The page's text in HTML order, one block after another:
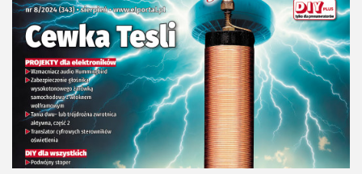
Kontakt
Newsletter
Magazyny
Archiwum